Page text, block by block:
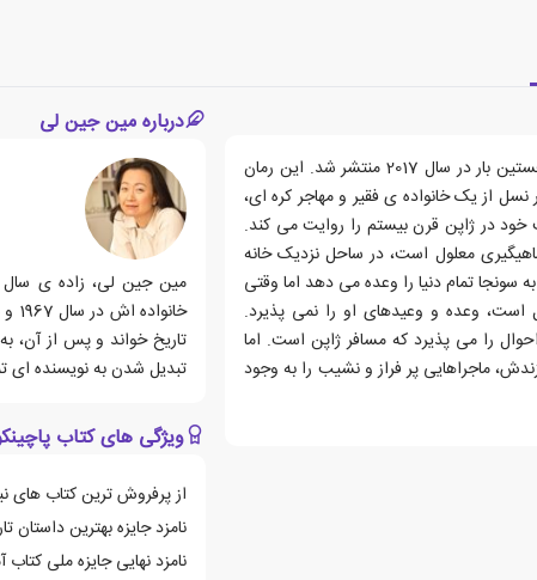
کتاب پاچینکو، رمانی نوشته ی مین جین لی است که نخستین بار در سال 2017 منتشر شد. این رمان
از یک خانواده ی فقیر و مهاجر کره ای،
در ژاپن قرن بیستم را روایت می کند.
که دختر ماهیگیری معلول است، در ساحل نزدیک خانه
سونجا تمام دنیا را وعده می دهد اما وقتی
وعده و وعیدهای او را نمی پذیرد.
را می پذیرد که مسافر ژاپن است. اما
ماجراهایی پر فراز و نشیب را به وجود
درباره مین جین لی
تاریخ خواند و پس از آن،
تبدیل شدن به نویسنده ای
ویژگی های کتاب
از پرفروش ترین کتاب های
نامزد جایزه بهترین داستان
نامزد نهایی جایزه ملی کتاب